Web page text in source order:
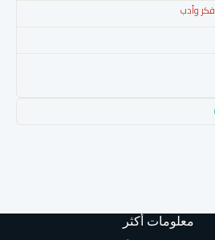
فكر وأدب
معلومات أكثر